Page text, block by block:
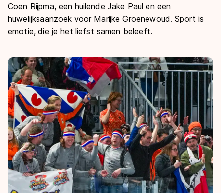
Coen Rijpma, een huilende Jake Paul en een
huwelijksaanzoek voor Marijke Groenewoud. Sport is
emotie, die je het liefst samen beleeft.